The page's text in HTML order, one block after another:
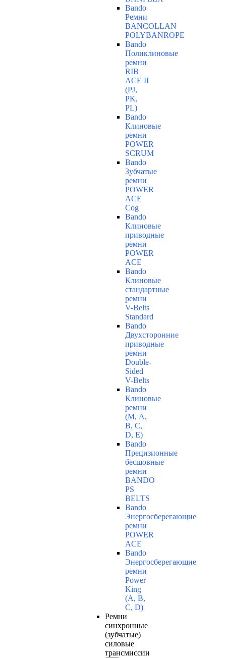
Bando
Ремни
BANCOLLAN
POLYBANROPE
Bando
Поликлиновые
ремни
RIB
ACE II
(PJ,
PK,
PL)
Bando
Клиновые
ремни
POWER
SCRUM
Bando
Зубчатые
ремни
POWER
ACE
Cog
Bando
Клиновые
приводные
ремни
POWER
ACE
Bando
Клиновые
стандартные
ремни
V-Belts
Standard
Bando
Двухсторонние
приводные
ремни
Double-
Sided
V-Belts
Bando
Клиновые
ремни
(М, A,
B, C,
D, Е)
Bando
Прецизионные
бесшовные
ремни
BANDO
PS
BELTS
Bando
Энергосберегающие
ремни
POWER
ACE
Bando
Энергосберегающие
ремни
Power
King
(A, B,
C, D)
Ремни
синхронные
(зубчатые)
силовые
трансмиссии